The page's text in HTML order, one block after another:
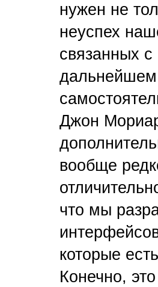
нужен не
неуспех
связанных
Джон
вообще
что мы
которые
Конечно,